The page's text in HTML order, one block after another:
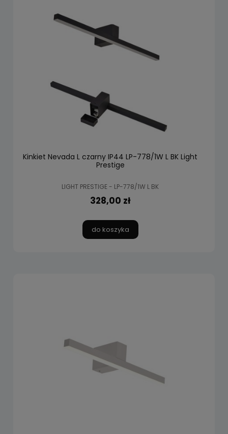
Kinkiet Nevada L czarny IP44 LP-778/1W L BK Light
Prestige
LIGHT PRESTIGE - LP-778/1W L BK
328,00 zł
do koszyka